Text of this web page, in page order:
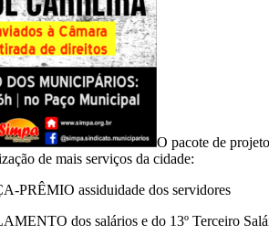
O pacote de
de mais serviços da cidade:
PRÊMIO assiduidade dos servidores
dos salários e do 13º Terceiro